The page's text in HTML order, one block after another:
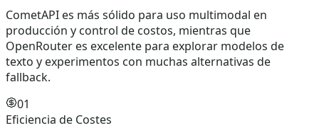
CometAPI es más sólido para uso multimodal en
producción y control de costos, mientras que
OpenRouter es excelente para explorar modelos de
texto y experimentos con muchas alternativas de
fallback.
01
Eficiencia de Costes